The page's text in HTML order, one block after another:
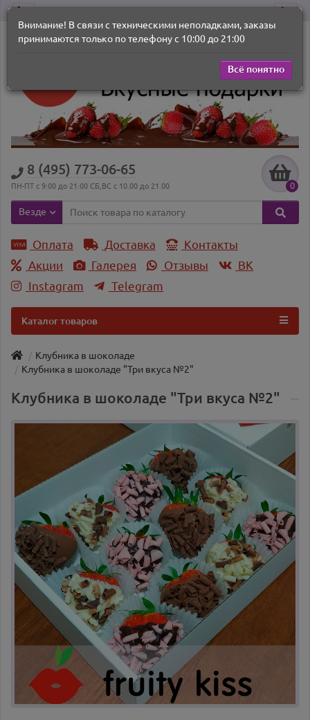
8 (495) 773-06-65
ПН-ПТ с 9:00 до 21:00 СБ,ВС с 10.00 до 21.00 0
Везде
Оплата Доставка
Контакты
Акции
Галерея Отзывы
ВK
Instagram
Telegram
Каталог товаров
Клубника в шоколаде
Клубника в шоколаде "Три вкуса №2"
Клубника в шоколаде "Три вкуса №2"
Внимание! В связи с техническими неполадками, заказы
принимаются только по телефону с 10:00 до 21:00
Всё понятно